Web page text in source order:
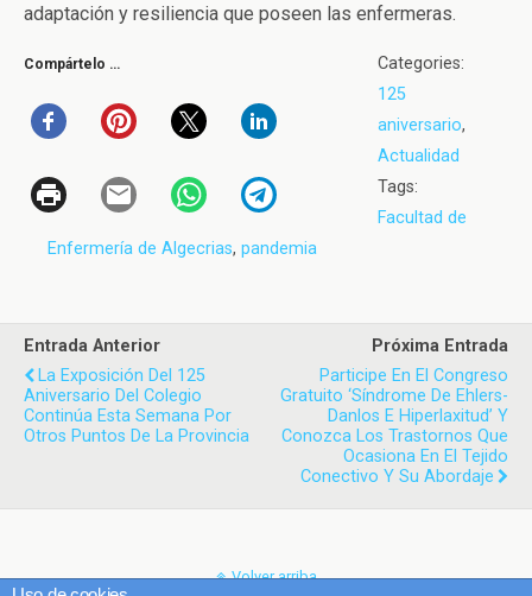
adaptación y resiliencia que poseen las enfermeras.
Compártelo …
Categories:
125
aniversario,
Actualidad
Tags:
Facultad de
Enfermería de Algecrias, pandemia
Entrada Anterior
La Exposición Del 125
Aniversario Del Colegio
Continúa Esta Semana Por
Otros Puntos De La Provincia
Próxima Entrada
Participe En El Congreso
Gratuito ‘Síndrome De Ehlers-
Danlos E Hiperlaxitud’ Y
Conozca Los Trastornos Que
Ocasiona En El Tejido
Conectivo Y Su Abordaje
Volver arriba